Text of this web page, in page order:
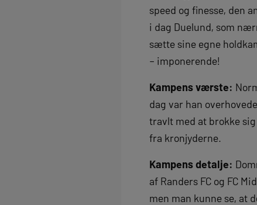
speed og finesse, den
i dag Duelund, som
sætte sine egne
– imponerende!
Kampens værste:
dag var han
travlt med at brokke
fra kronjyderne.
Kampens detalje:
af Randers FC og FC
men man kunne se, at